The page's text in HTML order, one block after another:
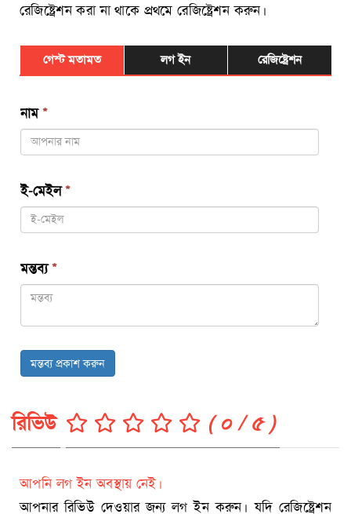
রেজিষ্ট্রেশন করা না থাকে প্রথমে রেজিষ্ট্রেশন করুন।
গেস্ট মতামত লগ ইন রেজিষ্ট্রেশন
নাম*
ই-মেইল*
মন্তব্য*
মন্তব্য প্রকাশ করুন
রিভিউ ( ০ / ৫ )
আপনি লগ ইন অবস্থায় নেই।
আপনার রিভিউ দেওয়ার জন্য লগ ইন করুন। যদি রেজিষ্ট্রেশন